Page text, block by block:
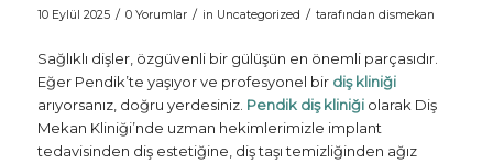
10 Eylül 2025 / 0 Yorumlar / in Uncategorized / tarafından dismekan
Sağlıklı dişler, özgüvenli bir gülüşün en önemli parçasıdır.
Eğer Pendik’te yaşıyor ve profesyonel bir diş kliniği
arıyorsanız, doğru yerdesiniz. Pendik diş kliniğiolarak Diş
Mekan Kliniği’nde uzman hekimlerimizle implant
tedavisinden diş estetiğine, diş taşı temizliğinden ağız